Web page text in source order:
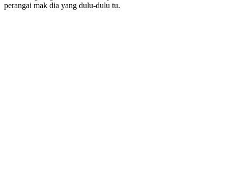
perangai mak dia yang dulu-dulu tu.